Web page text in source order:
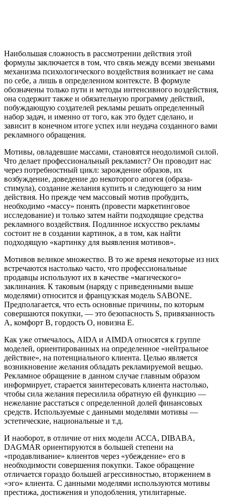
Наибольшая сложность в рассмотрении действия этой
формулы заключается в том, что связь между всеми звеньями
механизма психологического воздействия возникает не сама
по себе, а лишь в определенном контексте. В формуле
обозначены только пути и методы интенсивного воздействия,
она содержит также и обязательную программу действий,
побуждающую создателей рекламы решать определенный
набор задач, и именно от того, как это будет сделано, и
зависит в конечном итоге успех или неудача созданного вами
рекламного обращения.
Мотивы, овладевшие массами, становятся неодолимой силой.
Что делает профессиональный рекламист? Он проводит нас
через потребностный цикл: зарождение образов, их
возбуждение, доведение до некоторого апогея (образа-
стимула), создание желания купить и следующего за ним
действия. Но прежде чем массовый мотив пробудить,
необходимо «массу» понять (провести маркетинговое
исследование) и только затем найти подходящие средства
рекламного воздействия. Подлинное искусство рекламы
состоит не в создании картинок, а в том, как найти
подходящую «картинку для выявления мотивов».
Мотивов великое множество. В то же время некоторые из них
встречаются настолько часто, что профессиональные
продавцы используют их в качестве «магического»
заклинания. К таковым (наряду с приведенными выше
моделями) относится и французская модель SABONE.
Предполагается, что есть основные причины, по которым
совершаются покупки, — это безопасность S, привязанность
А, комфорт В, гордость О, новизна Е.
Как уже отмечалось, AIDA и AIMDA относятся к группе
моделей, ориентированных на определенное «нейтральное
действие», на потенциального клиента. Целью является
возникновение желания обладать рекламируемой вещью.
Рекламное обращение в данном случае главным образом
информирует, старается заинтересовать клиента настолько,
чтобы сила желания пересилила обратную ей функцию —
нежелание расстаться с определенной долей финансовых
средств. Используемые с данными моделями мотивы —
эстетические, национальные и т.д.
И наоборот, в отличие от них модели АССА, DIBABA,
DAGMAR ориентируются в большей степени на
«продавливание» клиентов через «убеждение» его в
необходимости совершения покупки. Такое обращение
отличается гораздо большей агрессивностью, вторжением в
«эго» клиента. С данными моделями используются мотивы
престижа, достижения и уподобления, утилитарные.